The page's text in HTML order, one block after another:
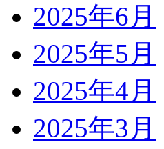
2025年6月
2025年5月
2025年4月
2025年3月